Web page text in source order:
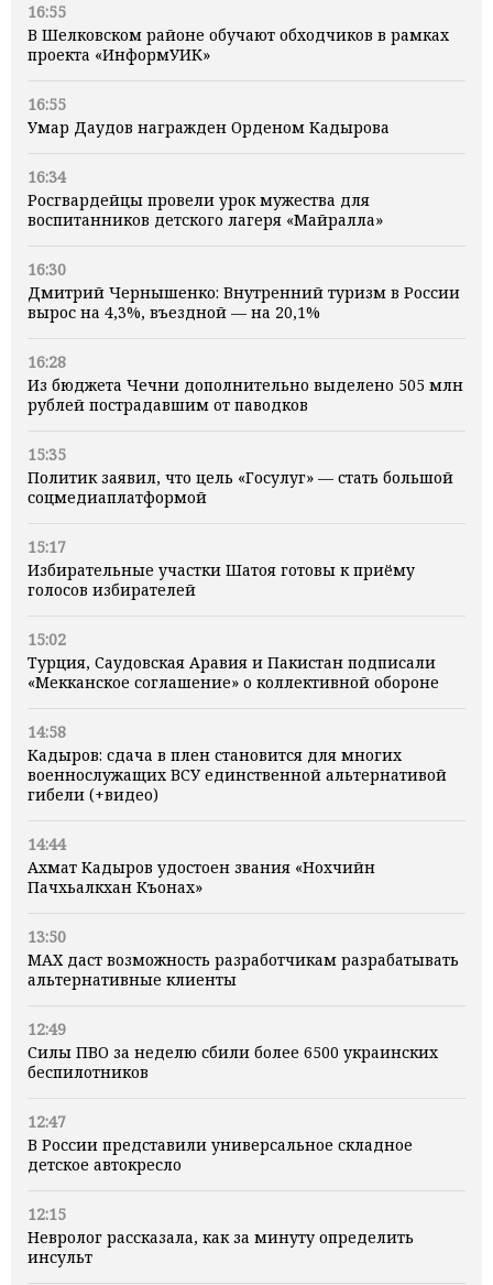
16:55
В Шелковском районе обучают обходчиков в рамках
проекта «ИнформУИК»
16:55
Умар Даудов награжден Орденом Кадырова
16:34
Росгвардейцы провели урок мужества для
воспитанников детского лагеря «Майралла»
16:30
Дмитрий Чернышенко: Внутренний туризм в России
вырос на 4,3%, въездной — на 20,1%
16:28
Из бюджета Чечни дополнительно выделено 505 млн
рублей пострадавшим от паводков
15:35
Политик заявил, что цель «Госулуг» — стать большой
соцмедиаплатформой
15:17
Избирательные участки Шатоя готовы к приёму
голосов избирателей
15:02
Турция, Саудовская Аравия и Пакистан подписали
«Мекканское соглашение» о коллективной обороне
14:58
Кадыров: сдача в плен становится для многих
военнослужащих ВСУ единственной альтернативой
гибели (+видео)
14:44
Ахмат Кадыров удостоен звания «Нохчийн
Пачхьалкхан Къонах»
13:50
MAX даст возможность разработчикам разрабатывать
альтернативные клиенты
12:49
Силы ПВО за неделю сбили более 6500 украинских
беспилотников
12:47
В России представили универсальное складное
детское автокресло
12:15
Невролог рассказала, как за минуту определить
инсульт